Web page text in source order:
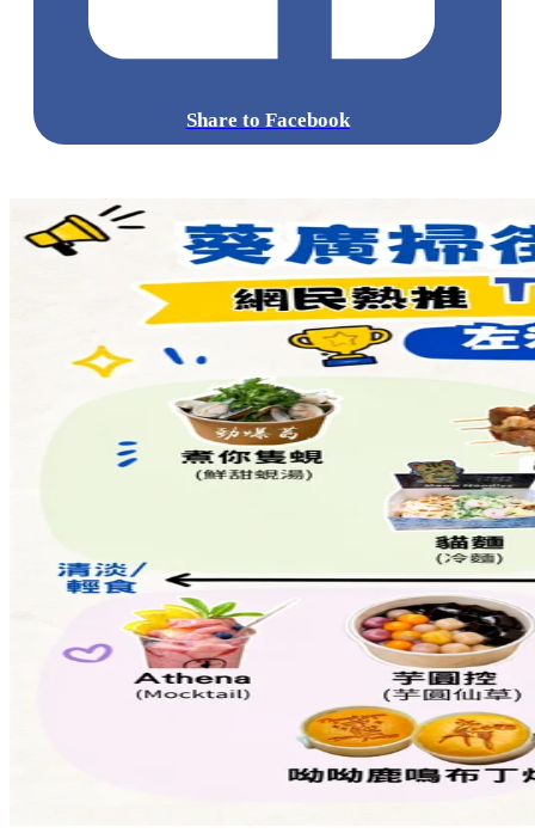
Share to Facebook